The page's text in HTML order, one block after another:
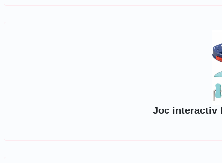
Joc interactiv